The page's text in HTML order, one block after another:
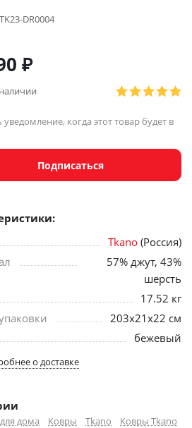
TK23-DR0004
₽
когда этот товар будет в
Подписаться
Tkano (Россия)
57% джут, 43%
шерсть
17.52 кг
203х21х22 см
бежевый
о доставке
дома Ковры Tkano Ковры Tkano